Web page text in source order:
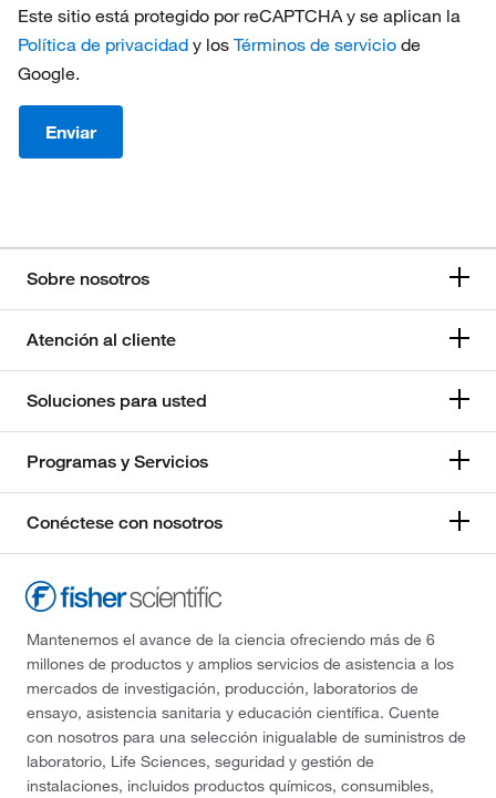
Italy
Switzerland
Este sitio está protegido por reCAPTCHA y se aplican la
Política de privacidad y los Términos de servicio de
Google.
Enviar
Sobre nosotros
Atención al cliente
Soluciones para usted
Programas y Servicios
Conéctese con nosotros
Mantenemos el avance de la ciencia ofreciendo más de 6
millones de productos y amplios servicios de asistencia a los
mercados de investigación, producción, laboratorios de
ensayo, asistencia sanitaria y educación científica. Cuente
con nosotros para una selección inigualable de suministros de
laboratorio, Life Sciences, seguridad y gestión de
instalaciones, incluidos productos químicos, consumibles,